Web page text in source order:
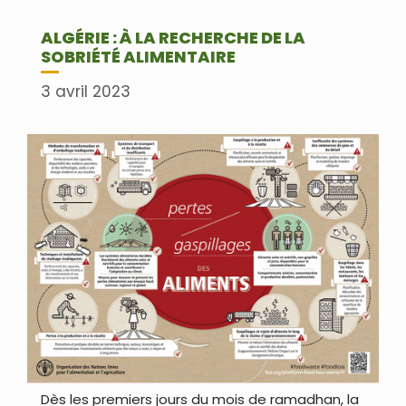
ALGÉRIE : À LA RECHERCHE DE LA
SOBRIÉTÉ ALIMENTAIRE
3 avril 2023
Dès les premiers jours du mois de ramadhan, la